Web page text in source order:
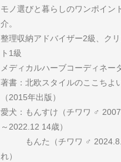
モノ選びと暮らしのワンポイン
介。
整理収納アドバイザー2級、ク
ト1級
メディカルハーブコーディネー
著書：北欧スタイルのここちよ
（2015年出版）
愛犬：もんすけ（チワワ ♂
～2022.12 14歳）
もんた（チワワ ♂
れ）